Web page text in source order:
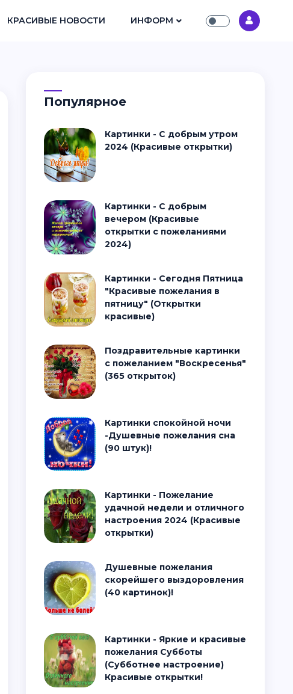
КРАСИВЫЕ НОВОСТИ ИНФОРМ
Популярное
Картинки - С добрым утром
2024 (Красивые открытки)
Картинки - С добрым
вечером (Красивые
открытки с пожеланиями
2024)
Картинки - Сегодня Пятница
"Красивые пожелания в
пятницу" (Открытки
красивые)
Поздравительные картинки
с пожеланием "Воскресенья"
(365 открыток)
Картинки спокойной ночи
-Душевные пожелания сна
(90 штук)!
Картинки - Пожелание
удачной недели и отличного
настроения 2024 (Красивые
открытки)
Душевные пожелания
скорейшего выздоровления
(40 картинок)!
Картинки - Яркие и красивые
пожелания Субботы
(Субботнее настроение)
Красивые открытки!